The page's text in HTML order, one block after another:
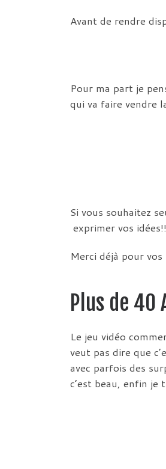
Avant de rendre
Pour ma part je
qui va faire vendre
Si vous souhaitez
exprimer vos
Merci déjà pour
Plus de 40
Le jeu vidéo
veut pas dire que
avec parfois des
c’est beau, enfin je